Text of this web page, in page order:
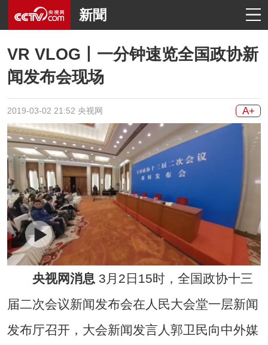
新聞
VR VLOG丨一分钟速览全国政协新
闻发布会现场
2019-03-02 21:52 央视网 A+
央视网消息 3月2日15时，全国政协十三
届二次会议新闻发布会在人民大会堂一层新闻
发布厅召开，大会新闻发言人郭卫民向中外媒